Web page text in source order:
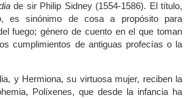
de sir Philip Sidney (1554-1586). El título,
, es sinónimo de cosa a propósito para
fuego; género de cuento en el que toman
cumplimientos de antiguas profecías o la
y Hermiona, su virtuosa mujer, reciben la
Políxenes, que desde la infancia ha